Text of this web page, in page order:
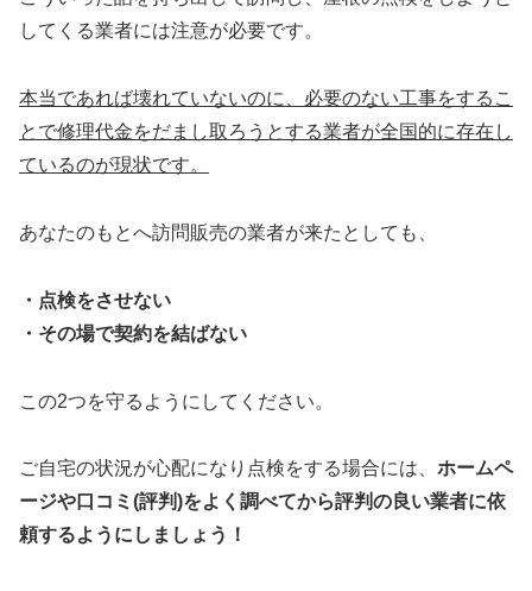
してくる業者には注意が必要です。
本当であれば壊れていないのに、必要のない工事をするこ
とで修理代金をだまし取ろうとする業者が全国的に存在し
ているのが現状です。
あなたのもとへ訪問販売の業者が来たとしても、
・点検をさせない
・その場で契約を結ばない
この2つを守るようにしてください。
ご自宅の状況が心配になり点検をする場合には、 ホームペ
ージや口コミ(評判)をよく調べてから評判の良い業者に依
頼するようにしましょう！